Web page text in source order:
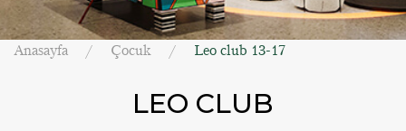
Anasayfa Çocuk Leo club 13-17
LEO CLUB